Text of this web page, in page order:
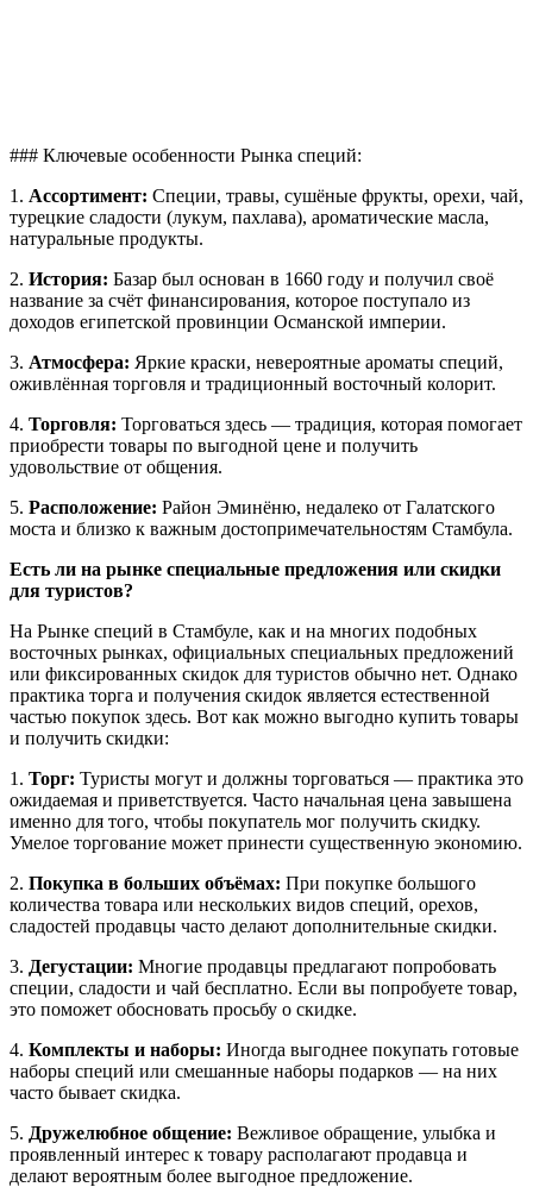
### Ключевые особенности Рынка специй:
1. Ассортимент: Специи, травы, сушёные фрукты, орехи, чай,
турецкие сладости (лукум, пахлава), ароматические масла,
натуральные продукты.
2. История: Базар был основан в 1660 году и получил своё
название за счёт финансирования, которое поступало из
доходов египетской провинции Османской империи.
3. Атмосфера: Яркие краски, невероятные ароматы специй,
оживлённая торговля и традиционный восточный колорит.
4. Торговля: Торговаться здесь — традиция, которая помогает
приобрести товары по выгодной цене и получить
удовольствие от общения.
5. Расположение: Район Эминёню, недалеко от Галатского
моста и близко к важным достопримечательностям Стамбула.
Есть ли на рынке специальные предложения или скидки
для туристов?
На Рынке специй в Стамбуле, как и на многих подобных
восточных рынках, официальных специальных предложений
или фиксированных скидок для туристов обычно нет. Однако
практика торга и получения скидок является естественной
частью покупок здесь. Вот как можно выгодно купить товары
и получить скидки:
1. Торг: Туристы могут и должны торговаться — практика это
ожидаемая и приветствуется. Часто начальная цена завышена
именно для того, чтобы покупатель мог получить скидку.
Умелое торгование может принести существенную экономию.
2. Покупка в больших объёмах: При покупке большого
количества товара или нескольких видов специй, орехов,
сладостей продавцы часто делают дополнительные скидки.
3. Дегустации: Многие продавцы предлагают попробовать
специи, сладости и чай бесплатно. Если вы попробуете товар,
это поможет обосновать просьбу о скидке.
4. Комплекты и наборы: Иногда выгоднее покупать готовые
наборы специй или смешанные наборы подарков — на них
часто бывает скидка.
5. Дружелюбное общение: Вежливое обращение, улыбка и
проявленный интерес к товару располагают продавца и
делают вероятным более выгодное предложение.